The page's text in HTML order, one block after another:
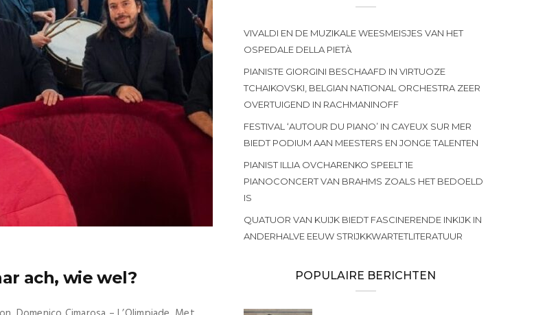
ach, wie wel?
VIVALDI EN DE MUZIKALE WEESMEISJES VAN HET
OSPEDALE DELLA PIETÀ
PIANISTE GIORGINI BESCHAAFD IN VIRTUOZE
TCHAIKOVSKI, BELGIAN NATIONAL ORCHESTRA ZEER
OVERTUIGEND IN RACHMANINOFF
FESTIVAL ‘AUTOUR DU PIANO’ IN CAYEUX SUR MER
BIEDT PODIUM AAN MEESTERS EN JONGE TALENTEN
PIANIST ILLIA OVCHARENKO SPEELT 1E
PIANOCONCERT VAN BRAHMS ZOALS HET BEDOELD
IS
QUATUOR VAN KUIJK BIEDT FASCINERENDE INKIJK IN
ANDERHALVE EEUW STRIJKKWARTETLITERATUUR
POPULAIRE BERICHTEN